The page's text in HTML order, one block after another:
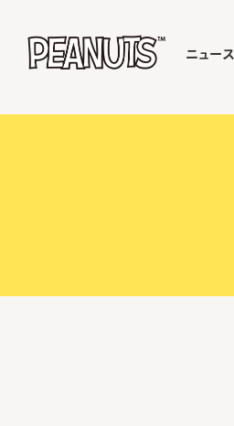
ニュース